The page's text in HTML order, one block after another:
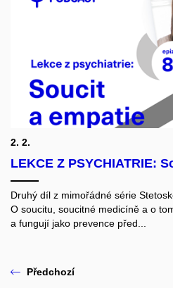
2. 2.
LEKCE Z PSYCHIATRIE:
Druhý díl z mimořádné série
O soucitu, soucitné medicíně a o
a fungují jako prevence před...
Předchozí